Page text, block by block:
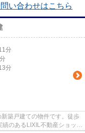
い合わせはこちら
分
分
築戸建ての物件です。徒歩
のあるLIXIL不動産ショップ